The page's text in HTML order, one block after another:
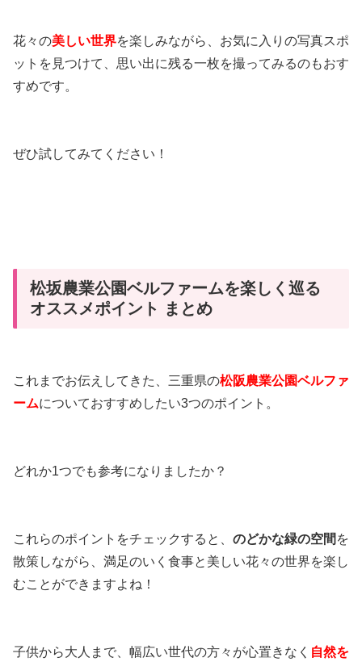
花々の美しい世界を楽しみながら、お気に入りの写真スポ
ットを見つけて、思い出に残る一枚を撮ってみるのもおす
すめです。
ぜひ試してみてください！
松坂農業公園ベルファームを楽しく巡る
オススメポイント まとめ
これまでお伝えしてきた、三重県の松阪農業公園ベルファ
ームについておすすめしたい3つのポイント。
どれか1つでも参考になりましたか？
これらのポイントをチェックすると、 のどかな緑の空間 を
散策しながら、満足のいく食事と美しい花々の世界を楽し
むことができますよね！
子供から大人まで、幅広い世代の方々が心置きなく 自然を